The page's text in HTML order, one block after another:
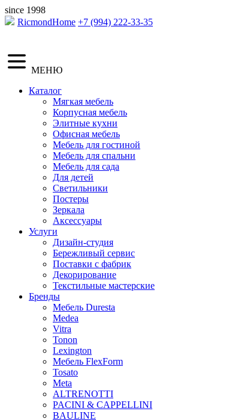
since 1998
RicmondHome +7 (994) 222-33-35
МЕНЮ
Каталог
Мягкая мебель
Корпусная мебель
Элитные кухни
Офисная мебель
Мебель для гостиной
Мебель для спальни
Мебель для сада
Для детей
Светильники
Постеры
Зеркала
Аксессуары
Услуги
Дизайн-студия
Бережливый сервис
Поставки с фабрик
Декорирование
Текстильные мастерские
Бренды
Мебель Duresta
Medea
Vitra
Tonon
Lexington
Мебель FlexForm
Tosato
Meta
ALTRENOTTI
PACINI & CAPPELLINI
BAULINE